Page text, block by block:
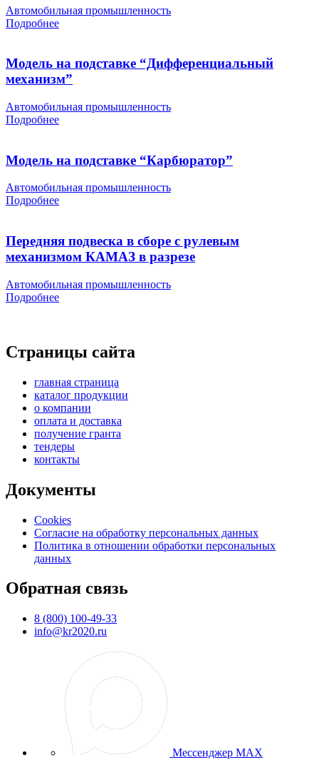
Автомобильная промышленность
Подробнее
Модель на подставке “Дифференциальный
механизм”
Автомобильная промышленность
Подробнее
Модель на подставке “Карбюратор”
Автомобильная промышленность
Подробнее
Передняя подвеска в сборе с рулевым
механизмом КАМАЗ в разрезе
Автомобильная промышленность
Подробнее
Страницы сайта
главная страница
каталог продукции
о компании
оплата и доставка
получение гранта
тендеры
контакты
Документы
Cookies
Согласие на обработку персональных данных
Политика в отношении обработки персональных
данных
Обратная связь
8 (800) 100-49-33
info@kr2020.ru
Мессенджер MAX